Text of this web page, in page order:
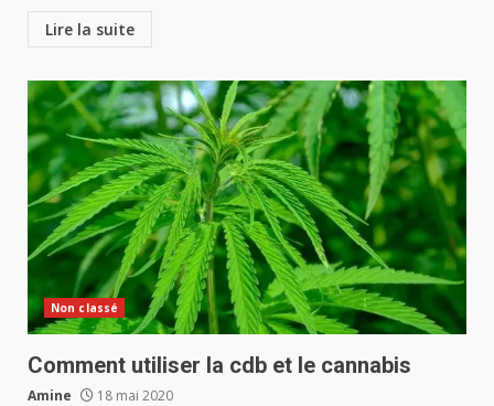
Lire la suite
Non classé
Comment utiliser la cdb et le cannabis
Amine 18 mai 2020